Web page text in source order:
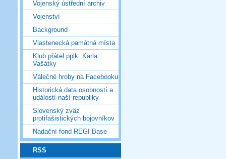
Vojenský ústřední archiv
Vojenství
Background
Vlastenecká památná místa
Klub přátel pplk. Karla
Vašátky
Válečné hroby na Facebooku
Historická data osobností a
událostí naší republiky
Slovenský zväz
protifašistických bojovníkov
Nadační fond REGI Base
RSS